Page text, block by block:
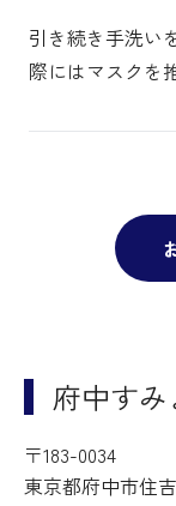
引き続き手洗い
際にはマスクを
府中す
〒183-0034
東京都府中市住